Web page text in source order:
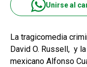
Unirse al
La tragicomedia
David O. Russell, y
mexicano Alfonso